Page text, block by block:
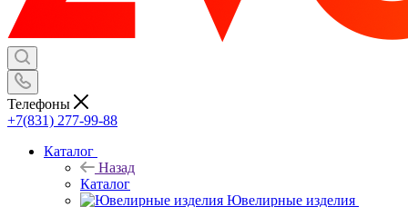
Телефоны
+7(831) 277-99-88
Каталог
Назад
Каталог
Ювелирные изделия